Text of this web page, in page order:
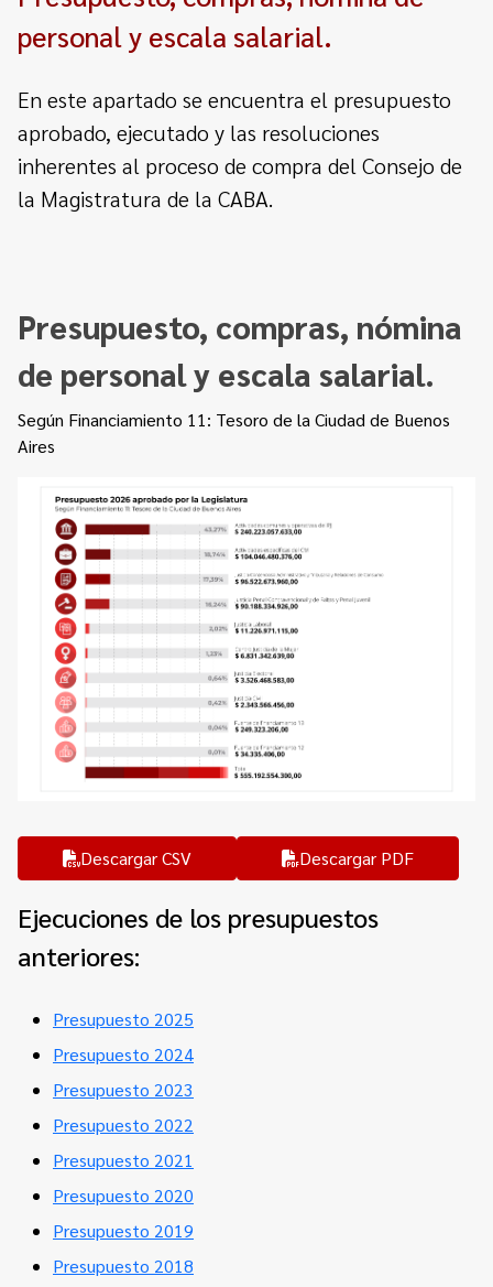
Convenios
Concursos
Acceso a la información Pública
Pedido de Acceso a la Información online
Recursos y Acceso a la Justicia
Repositorio de Datos Abiertos
Programa Educación en Derechos Humanos
Cuento con Derechos
Transparencia
Contacto
personal y escala salarial.
En este apartado se encuentra el presupuesto
aprobado, ejecutado y las resoluciones
inherentes al proceso de compra del Consejo de
la Magistratura de la CABA.
Presupuesto, compras, nómina
de personal y escala salarial.
Según Financiamiento 11: Tesoro de la Ciudad de Buenos
Aires
Descargar CSV Descargar PDF
Ejecuciones de los presupuestos
anteriores:
Presupuesto 2025
Presupuesto 2024
Presupuesto 2023
Presupuesto 2022
Presupuesto 2021
Presupuesto 2020
Presupuesto 2019
Presupuesto 2018